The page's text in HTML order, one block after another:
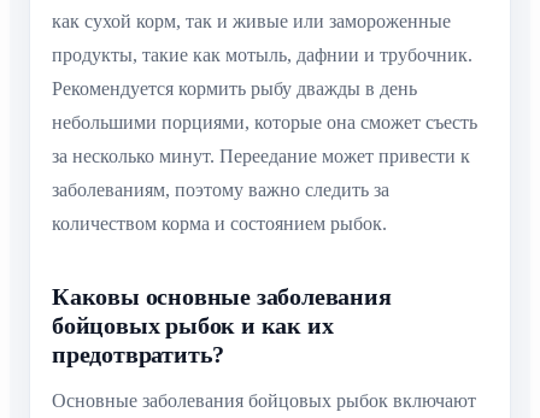
как сухой корм, так и живые или замороженные
продукты, такие как мотыль, дафнии и трубочник.
Рекомендуется кормить рыбу дважды в день
небольшими порциями, которые она сможет съесть
за несколько минут. Переедание может привести к
заболеваниям, поэтому важно следить за
количеством корма и состоянием рыбок.
Каковы основные заболевания
бойцовых рыбок и как их
предотвратить?
Основные заболевания бойцовых рыбок включают